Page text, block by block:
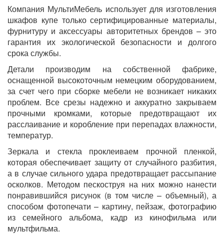
Компания МультиМебель использует для изготовления
шкафов купе только сертифицированные материалы,
фурнитуру и аксессуары авторитетных брендов – это
гарантия их экологической безопасности и долгого
срока службы.
Детали производим на собственной фабрике,
оснащенной высокоточным немецким оборудованием,
за счет чего при сборке мебели не возникает никаких
проблем. Все срезы надежно и аккуратно закрываем
прочными кромками, которые предотвращают их
расслаивание и коробление при перепадах влажности,
температур.
Зеркала и стекла проклеиваем прочной пленкой,
которая обеспечивает защиту от случайного разбития,
а в случае сильного удара предотвращает рассыпание
осколков. Методом пескоструя на них можно нанести
понравившийся рисунок (в том числе – объемный), а
способом фотопечати – картину, пейзаж, фотографию
из семейного альбома, кадр из кинофильма или
мультфильма.